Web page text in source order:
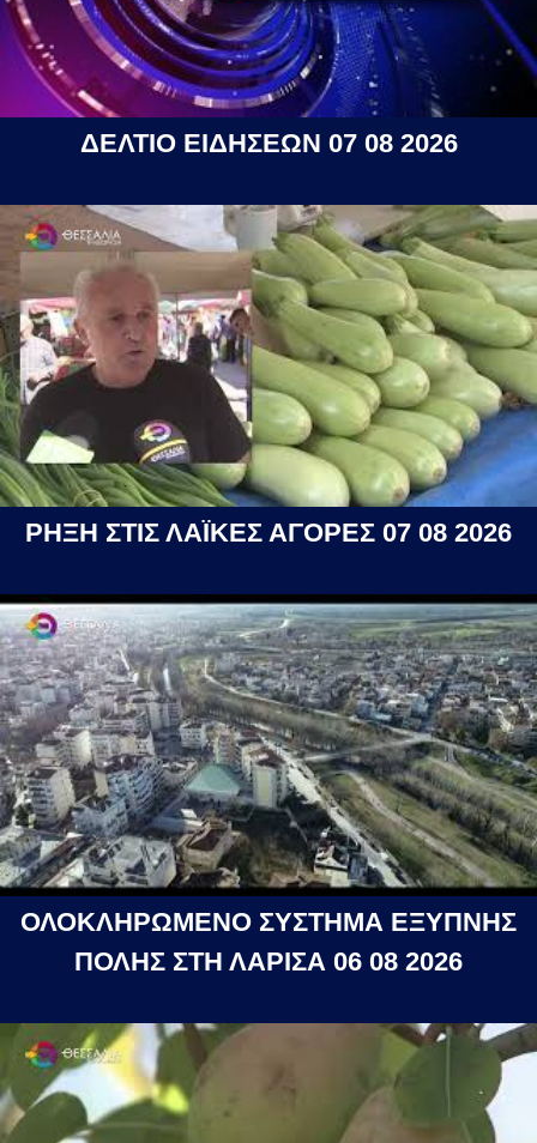
ΔΕΛΤΙΟ ΕΙΔΗΣΕΩΝ 07 08 2026
ΡΗΞΗ ΣΤΙΣ ΛΑΪΚΕΣ ΑΓΟΡΕΣ 07 08 2026
ΟΛΟΚΛΗΡΩΜΕΝΟ ΣΥΣΤΗΜΑ ΕΞΥΠΝΗΣ
ΠΟΛΗΣ ΣΤΗ ΛΑΡΙΣΑ 06 08 2026